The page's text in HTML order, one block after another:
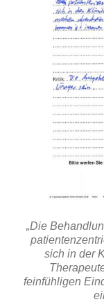
„Die
sich in der
feinfühligen